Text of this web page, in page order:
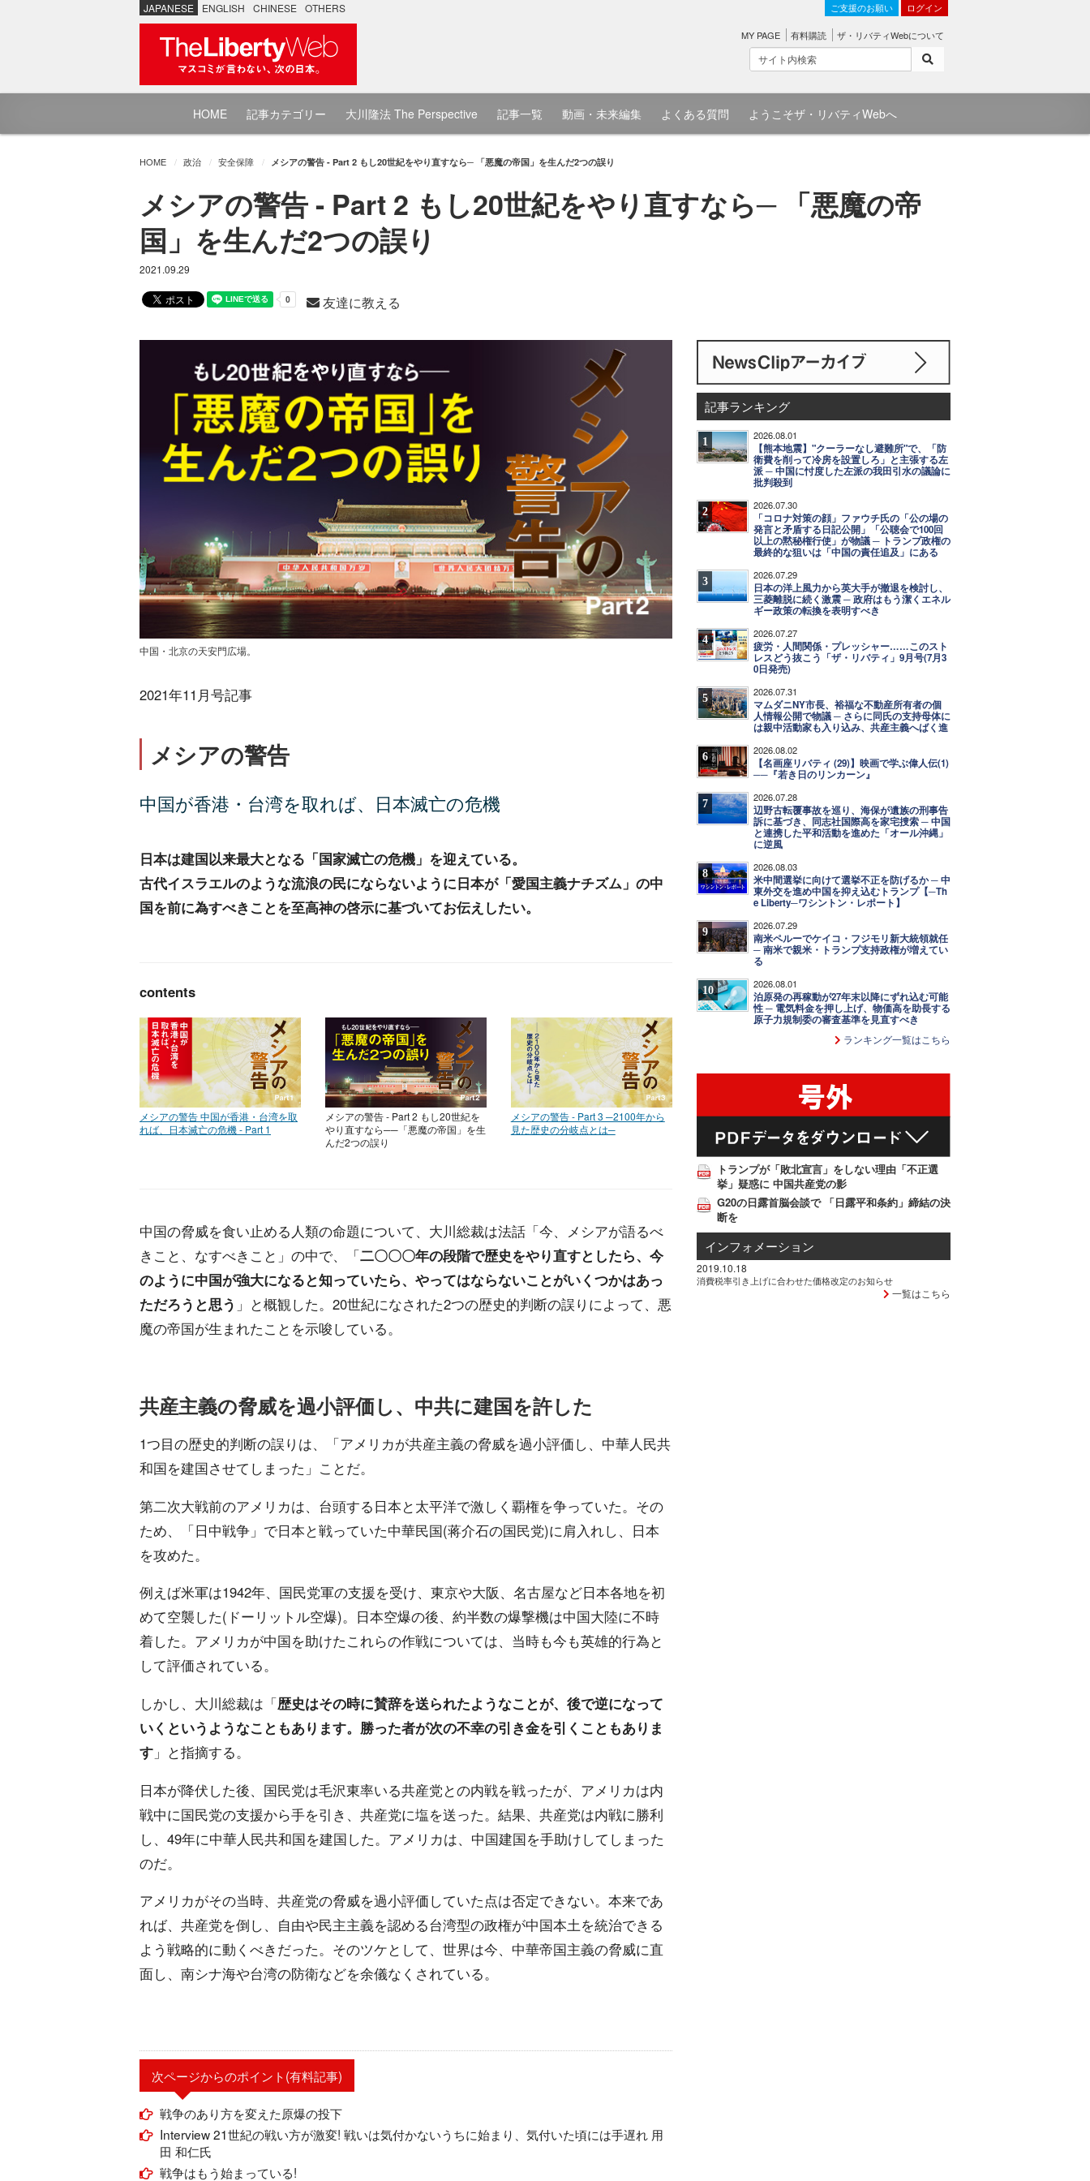
JAPANESE ENGLISH CHINESE OTHERS ご支援のお願い ログイン
MY PAGE 有料購読 ザ・リバティWebについて
HOME 記事カテゴリー 大川隆法 The Perspective 記事一覧 動画・未来編集 よくある質問 ようこそザ・リバティWebへ
HOME 政治 安全保障 メシアの警告 - Part 2 もし20世紀をやり直すなら─ 「悪魔の帝国」を生んだ2つの誤り
メシアの警告 - Part 2 もし20世紀をやり直すなら─ 「悪魔の帝
国」を生んだ2つの誤り
2021.09.29
友達に教える
中国・北京の天安門広場。
2021年11月号記事
メシアの警告
中国が香港・台湾を取れば、日本滅亡の危機
日本は建国以来最大となる「国家滅亡の危機」を迎えている。
古代イスラエルのような流浪の民にならないように日本が「愛国主義ナチズム」の中
国を前に為すべきことを至高神の啓示に基づいてお伝えしたい。
contents
メシアの警告 中国が香港・台湾を取
れば、日本滅亡の危機 - Part 1
メシアの警告 - Part 2 もし20世紀を
やり直すなら──「悪魔の帝国」を生
んだ2つの誤り
メシアの警告 - Part 3 ─2100年から
見た歴史の分岐点とは─
中国の脅威を食い止める人類の命題について、大川総裁は法話「今、メシアが語るべ
きこと、なすべきこと」の中で、「二〇〇〇年の段階で歴史をやり直すとしたら、今
のように中国が強大になると知っていたら、やってはならないことがいくつかはあっ
ただろうと思う 」と概観した。20世紀になされた2つの歴史的判断の誤りによって、悪
魔の帝国が生まれたことを示唆している。
共産主義の脅威を過小評価し、中共に建国を許した
1つ目の歴史的判断の誤りは、「アメリカが共産主義の脅威を過小評価し、中華人民共
和国を建国させてしまった」ことだ。
第二次大戦前のアメリカは、台頭する日本と太平洋で激しく覇権を争っていた。その
ため、「日中戦争」で日本と戦っていた中華民国(蒋介石の国民党)に肩入れし、日本
を攻めた。
例えば米軍は1942年、国民党軍の支援を受け、東京や大阪、名古屋など日本各地を初
めて空襲した(ドーリットル空爆)。日本空爆の後、約半数の爆撃機は中国大陸に不時
着した。アメリカが中国を助けたこれらの作戦については、当時も今も英雄的行為と
して評価されている。
しかし、大川総裁は「歴史はその時に賛辞を送られたようなことが、後で逆になって
いくというようなこともあります。勝った者が次の不幸の引き金を引くこともありま
す 」と指摘する。
日本が降伏した後、国民党は毛沢東率いる共産党との内戦を戦ったが、アメリカは内
戦中に国民党の支援から手を引き、共産党に塩を送った。結果、共産党は内戦に勝利
し、49年に中華人民共和国を建国した。アメリカは、中国建国を手助けしてしまった
のだ。
アメリカがその当時、共産党の脅威を過小評価していた点は否定できない。本来であ
れば、共産党を倒し、自由や民主主義を認める台湾型の政権が中国本土を統治できる
よう戦略的に動くべきだった。そのツケとして、世界は今、中華帝国主義の脅威に直
面し、南シナ海や台湾の防衛などを余儀なくされている。
次ページからのポイント(有料記事)
戦争のあり方を変えた原爆の投下
Interview 21世紀の戦い方が激変! 戦いは気付かないうちに始まり、気付いた頃には手遅れ 用
田 和仁氏
戦争はもう始まっている!
記事ランキング
1 2026.08.01
【熊本地震】"クーラーなし避難所"で、「防
衛費を削って冷房を設置しろ」と主張する左
派 ─ 中国に忖度した左派の我田引水の議論に
批判殺到
2 2026.07.30
「コロナ対策の顔」ファウチ氏の「公の場の
発言と矛盾する日記公開」「公聴会で100回
以上の黙秘権行使」が物議 ─ トランプ政権の
最終的な狙いは「中国の責任追及」にある
3 2026.07.29
日本の洋上風力から英大手が撤退を検討し、
三菱離脱に続く激震 ─ 政府はもう潔くエネル
ギー政策の転換を表明すべき
4 2026.07.27
疲労・人間関係・プレッシャー……このスト
レスどう抜こう「ザ・リバティ」9月号(7月3
0日発売)
5 2026.07.31
マムダニNY市長、裕福な不動産所有者の個
人情報公開で物議 ─ さらに同氏の支持母体に
は親中活動家も入り込み、共産主義へばく進
6 2026.08.02
【名画座リバティ (29)】映画で学ぶ偉人伝(1)
──『若き日のリンカーン』
7 2026.07.28
辺野古転覆事故を巡り、海保が遺族の刑事告
訴に基づき、同志社国際高を家宅捜索 ─ 中国
と連携した平和活動を進めた「オール沖縄」
に逆風
8 2026.08.03
米中間選挙に向けて選挙不正を防げるか ─ 中
東外交を進め中国を抑え込むトランプ【─Th
e Liberty─ワシントン・レポート】
9 2026.07.29
南米ペルーでケイコ・フジモリ新大統領就任
─ 南米で親米・トランプ支持政権が増えてい
る
10 2026.08.01
泊原発の再稼動が27年末以降にずれ込む可能
性 ─ 電気料金を押し上げ、物価高を助長する
原子力規制委の審査基準を見直すべき
ランキング一覧はこちら
トランプが「敗北宣言」をしない理由「不正選
挙」疑惑に 中国共産党の影
G20の日露首脳会談で 「日露平和条約」締結の決
断を
インフォメーション
2019.10.18
消費税率引き上げに合わせた価格改定のお知らせ
一覧はこちら